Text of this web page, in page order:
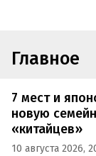
Главное
7 мест и
новую
«китайцев»
10 августа 2026,